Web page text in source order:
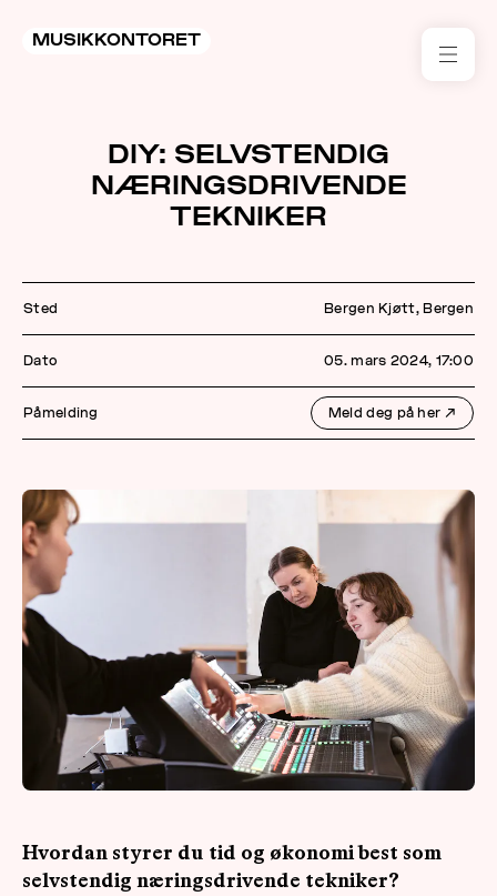
MUSIKKONTORET
OG
DIY: SELVSTENDIG
NÆRINGSDRIVENDE
TEKNIKER
Sted Bergen Kjøtt, Bergen
Dato 05. mars 2024, 17:00
Påmelding Meld deg på her ↗
Hvordan styrer du tid og økonomi best som
selvstendig næringsdrivende tekniker?